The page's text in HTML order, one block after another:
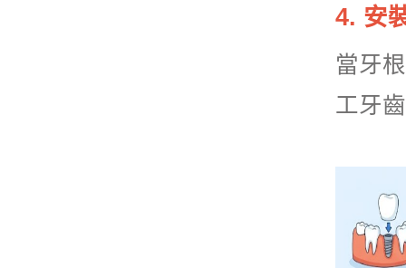
4. 安
當牙
工牙